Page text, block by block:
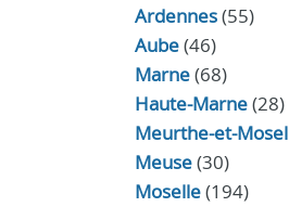
Ardennes(55)
Aube(46)
Marne(68)
Haute-Marne(28)
Meurthe-et-
Meuse(30)
Moselle(194)